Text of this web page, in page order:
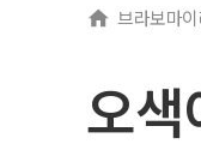
브라보마
오색